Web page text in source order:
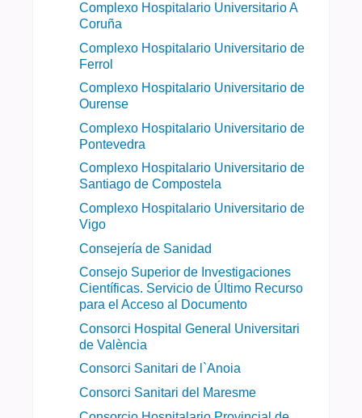
Complexo Hospitalario Universitario A
Coruña
Complexo Hospitalario Universitario de
Ferrol
Complexo Hospitalario Universitario de
Ourense
Complexo Hospitalario Universitario de
Pontevedra
Complexo Hospitalario Universitario de
Santiago de Compostela
Complexo Hospitalario Universitario de
Vigo
Consejería de Sanidad
Consejo Superior de Investigaciones
Científicas. Servicio de Último Recurso
para el Acceso al Documento
Consorci Hospital General Universitari
de València
Consorci Sanitari de l`Anoia
Consorci Sanitari del Maresme